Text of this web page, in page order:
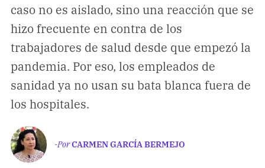
Comprueba
Climatopedia
Medio ambiente
Salud mental
Género
FORMATOS
caso no es aislado, sino una reacción que se
hizo frecuente en contra de los
trabajadores de salud desde que empezó la
pandemia. Por eso, los empleados de
sanidad ya no usan su bata blanca fuera de
los hospitales.
-PorCARMEN GARCÍA BERMEJO